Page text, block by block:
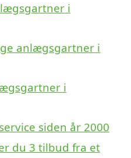
i
anlægsgartner i
i
siden år 2000
du 3 tilbud fra et